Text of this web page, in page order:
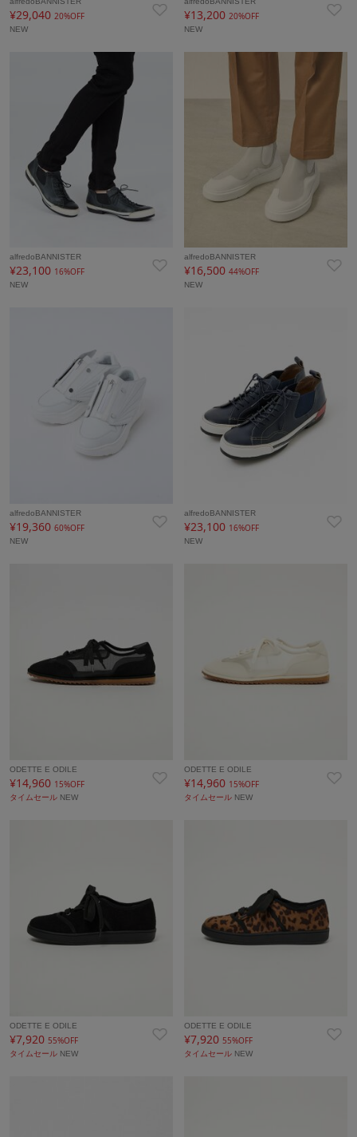
¥29,040 20%OFF
NEW
¥13,200 20%OFF
NEW
alfredoBANNISTER
¥23,100 16%OFF
NEW
alfredoBANNISTER
¥16,50044%OFF
NEW
alfredoBANNISTER
¥19,360 60%OFF
NEW
alfredoBANNISTER
¥23,100 16%OFF
NEW
ODETTE E ODILE
¥14,960 15%OFF
タイムセール NEW
ODETTE E ODILE
¥14,960 15%OFF
タイムセール NEW
ODETTE E ODILE
¥7,920 55%OFF
タイムセール NEW
ODETTE E ODILE
¥7,920 55%OFF
タイムセール NEW